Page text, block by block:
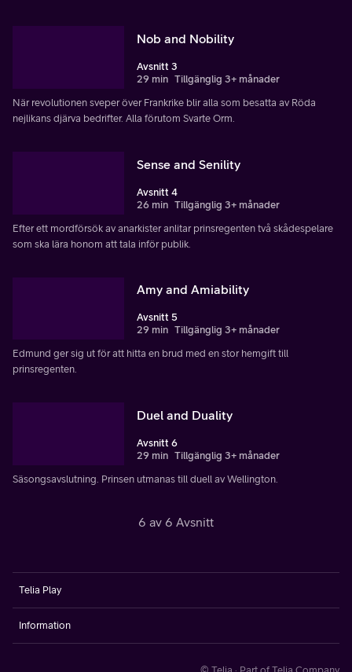
Nob and Nobility
Avsnitt 3
29 min Tillgänglig 3+ månader
När revolutionen sveper över Frankrike blir alla som besatta av Röda
nejlikans djärva bedrifter. Alla förutom Svarte Orm.
Sense and Senility
Avsnitt 4
26 min Tillgänglig 3+ månader
Efter ett mordförsök av anarkister anlitar prinsregenten två skådespelare
som ska lära honom att tala inför publik.
Amy and Amiability
Avsnitt 5
29 min Tillgänglig 3+ månader
Edmund ger sig ut för att hitta en brud med en stor hemgift till
prinsregenten.
Duel and Duality
Avsnitt 6
29 min Tillgänglig 3+ månader
Säsongsavslutning. Prinsen utmanas till duell av Wellington.
6 av 6 Avsnitt
Telia Play
Information